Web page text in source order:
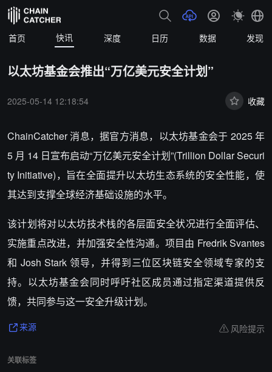
首页 快讯 深度 日历 数据 发现
以太坊基金会推出“万亿美元安全计划”
2025-05-14 12:18:54 收藏
ChainCatcher 消息，据官方消息， 以太坊基金会于 2025 年
5 月 14 日宣布启动“万亿美元安全计划”(Trillion Dollar Securi
ty Initiative)，旨在全面提升以太坊生态系统的安全性能，使
其达到支撑全球经济基础设施的水平。
该计划将对以太坊技术栈的各层面安全状况进行全面评估、
实施重点改进，并加强安全性沟通。项目由 Fredrik Svantes
和 Josh Stark 领导，并得到三位区块链安全领域专家的支
持。以太坊基金会同时呼吁社区成员通过指定渠道提供反
馈，共同参与这一安全升级计划。
来源 风险提示
关联标签